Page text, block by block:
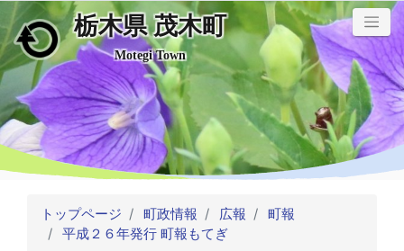
メインコンテンツにスキップ
栃木県 茂木町
Motegi Town
トップページ 町政情報 広報
町報
平成２６年発行 町報もてぎ